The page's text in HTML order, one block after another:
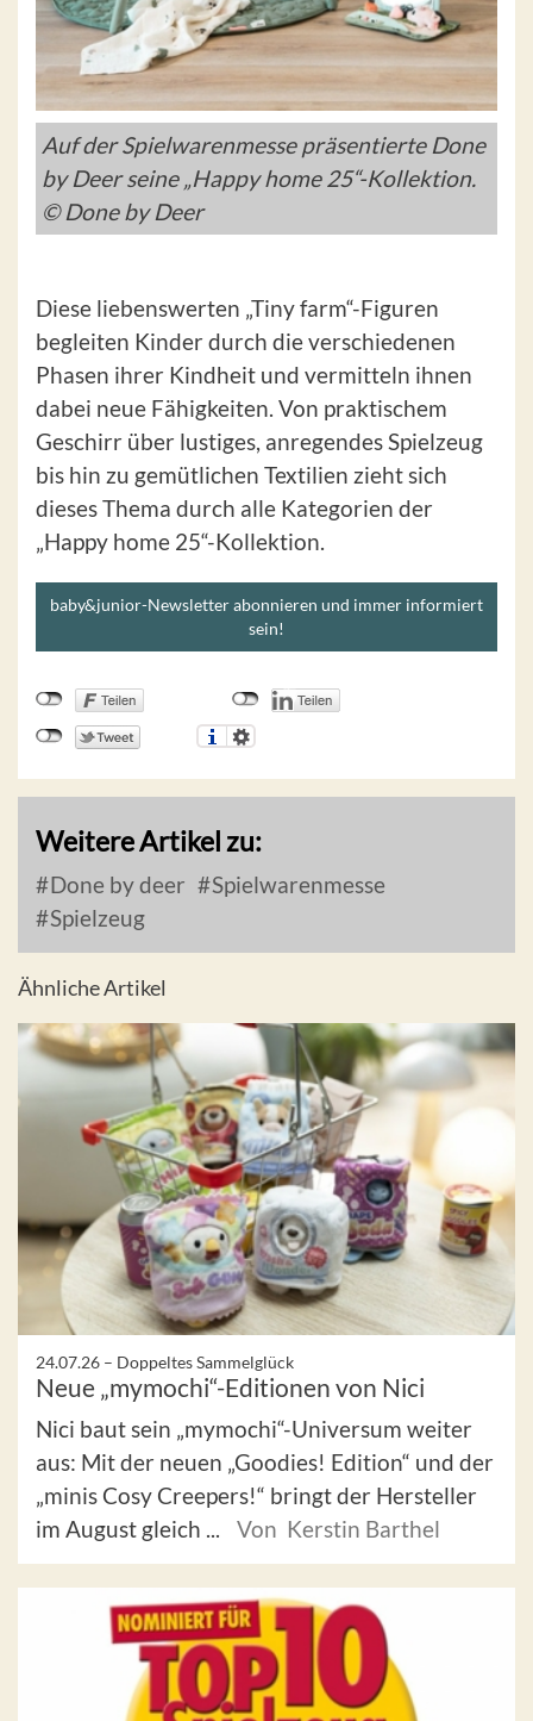
Auf der Spielwarenmesse präsentierte Done
by Deer seine „Happy home 25“-Kollektion.
© Done by Deer
Diese liebenswerten „Tiny farm“-Figuren
begleiten Kinder durch die verschiedenen
Phasen ihrer Kindheit und vermitteln ihnen
dabei neue Fähigkeiten. Von praktischem
Geschirr über lustiges, anregendes Spielzeug
bis hin zu gemütlichen Textilien zieht sich
dieses Thema durch alle Kategorien der
„Happy home 25“-Kollektion.
baby&junior-Newsletter abonnieren und immer informiert
sein!
Weitere Artikel zu:
Done by deer
Spielwarenmesse
Spielzeug
Ähnliche Artikel
24.07.26 – Doppeltes Sammelglück
Neue „mymochi“-Editionen von Nici
Nici baut sein „mymochi“-Universum weiter
aus: Mit der neuen „Goodies! Edition“ und der
„minis Cosy Creepers!“ bringt der Hersteller
im August gleich ...
Von Kerstin Barthel